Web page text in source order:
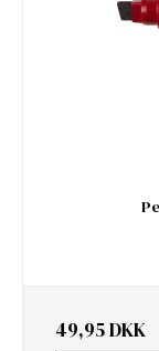
49,95 DKK